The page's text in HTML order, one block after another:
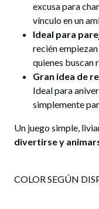
excusa para
vínculo en un
Ideal para
recién
quienes buscan
Gran idea de
Ideal para
simplemente
Un juego simple,
divertirse y
COLOR SEGÚN